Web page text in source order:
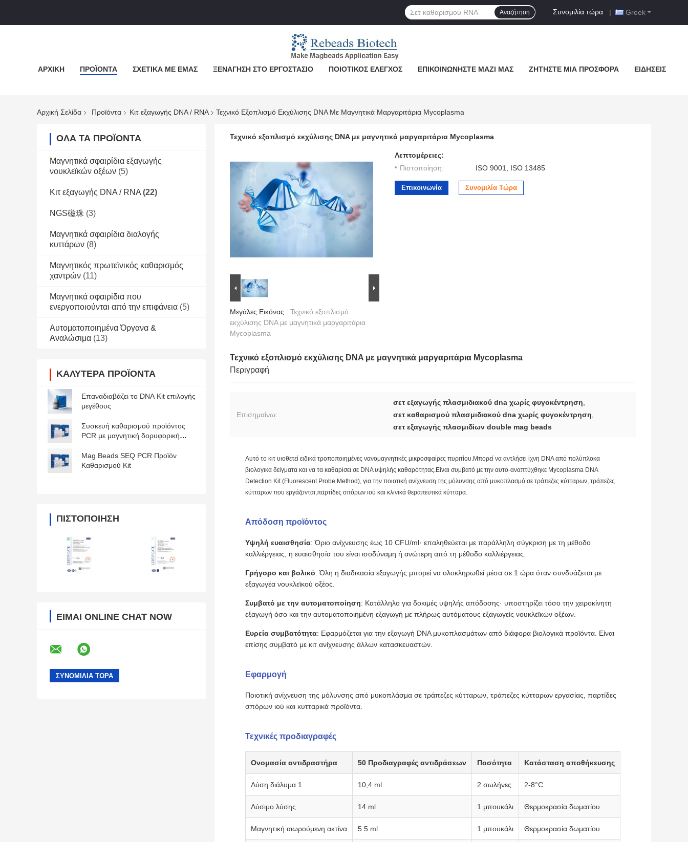
Greek
Συνομιλία τώρα |
Αναζήτηση
ΑΡΧΙΚΉ ΠΡΟΪΌΝΤΑ ΣΧΕΤΙΚΆ ΜΕ ΕΜΆΣ ΞΕΝΆΓΗΣΗ ΣΤΟ ΕΡΓΟΣΤΆΣΙΟ ΠΟΙΟΤΙΚΌΣ ΈΛΕΓΧΟΣ ΕΠΙΚΟΙΝΩΝΉΣΤΕ ΜΑΖΊ ΜΑΣ ΖΗΤΉΣΤΕ ΜΙΑ ΠΡΟΣΦΟΡΆ ΕΙΔΉΣΕΙΣ
Αρχική Σελίδα Προϊόντα Κιτ εξαγωγής DNA / RNA Τεχνικό Εξοπλισμό Εκχύλισης DNA Με Μαγνητικά Μαργαριτάρια Mycoplasma
ΌΛΑ ΤΑ ΠΡΟΪΌΝΤΑ
Μαγνητικά σφαιρίδια εξαγωγής
νουκλεϊκών οξέων (5)
Κιτ εξαγωγής DNA / RNA (22)
NGS磁珠 (3)
Μαγνητικά σφαιρίδια διαλογής
κυττάρων (8)
Μαγνητικός πρωτεϊνικός καθαρισμός
χαντρών (11)
Μαγνητικά σφαιρίδια που
ενεργοποιούνται από την επιφάνεια (5)
Αυτοματοποιημένα Όργανα &
Αναλώσιμα (13)
ΚΑΛΎΤΕΡΑ ΠΡΟΪΌΝΤΑ
Επαναδιαβάζει το DNA Kit επιλογής
μεγέθους
Συσκευή καθαρισμού προϊόντος
PCR με μαγνητική δορυφορική
δορυφορική
Mag Beads SEQ PCR Προϊόν
Καθαρισμού Kit
ΠΙΣΤΟΠΟΊΗΣΗ
ΕΊΜΑΙ ONLINE CHAT NOW
Τεχνικό εξοπλισμό εκχύλισης DNA με μαγνητικά μαργαριτάρια Mycoplasma
Μεγάλες Εικόνας : Τεχνικό εξοπλισμό
εκχύλισης DNA με μαγνητικά μαργαριτάρια
Mycoplasma
Λεπτομέρειες:
Πιστοποίηση:
ISO 9001, ISO 13485
Επικοινωνία Συνομιλία Τώρα
Τεχνικό εξοπλισμό εκχύλισης DNA με μαγνητικά μαργαριτάρια Mycoplasma
Περιγραφή
Επισημαίνω:
σετ εξαγωγής πλασμιδιακού dna χωρίς φυγοκέντρηση,
σετ καθαρισμού πλασμιδιακού dna χωρίς φυγοκέντρηση,
σετ εξαγωγής πλασμιδίων double mag beads
Αυτό το κιτ υιοθετεί ειδικά τροποποιημένες νανομαγνητικές μικροσφαίρες πυριτίου.Μπορεί να αντλήσει ίχνη DNA από πολύπλοκα
βιολογικά δείγματα και να τα καθαρίσει σε DNA υψηλής καθαρότητας.Είναι συμβατό με την αυτο-αναπτύχθηκε Mycoplasma DNA
Detection Kit (Fluorescent Probe Method), για την ποιοτική ανίχνευση της μόλυνσης από μυκοπλασμό σε τράπεζες κύτταρων, τράπεζες
κύτταρων που εργάζονται,παρτίδες σπόρων ιού και κλινικά θεραπευτικά κύτταρα.
Απόδοση προϊόντος
Υψηλή ευαισθησία: Όριο ανίχνευσης έως 10 CFU/ml· επαληθεύεται με παράλληλη σύγκριση με τη μέθοδο
καλλιέργειας, η ευαισθησία του είναι ισοδύναμη ή ανώτερη από τη μέθοδο καλλιέργειας.
Γρήγορο και βολικό: Όλη η διαδικασία εξαγωγής μπορεί να ολοκληρωθεί μέσα σε 1 ώρα όταν συνδυάζεται με
εξαγωγέα νουκλεϊκού οξέος.
Συμβατό με την αυτοματοποίηση: Κατάλληλο για δοκιμές υψηλής απόδοσης· υποστηρίζει τόσο την χειροκίνητη
εξαγωγή όσο και την αυτοματοποιημένη εξαγωγή με πλήρως αυτόματους εξαγωγείς νουκλεϊκών οξέων.
Ευρεία συμβατότητα: Εφαρμόζεται για την εξαγωγή DNA μυκοπλασμάτων από διάφορα βιολογικά προϊόντα. Είναι
επίσης συμβατό με κιτ ανίχνευσης άλλων κατασκευαστών.
Εφαρμογή
Ποιοτική ανίχνευση της μόλυνσης από μυκοπλάσμα σε τράπεζες κύτταρων, τράπεζες κύτταρων εργασίας, παρτίδες
σπόρων ιού και κυτταρικά προϊόντα.
Τεχνικές προδιαγραφές
Ονομασία αντιδραστήρα 50 Προδιαγραφές αντιδράσεων Ποσότητα Κατάσταση αποθήκευσης
Λύση διάλυμα 1 10,4 ml 2 σωλήνες 2-8°C
Λύσιμο λύσης 14 ml 1 μπουκάλι Θερμοκρασία δωματίου
Μαγνητική αιωρούμενη ακτίνα 5.5 ml 1 μπουκάλι Θερμοκρασία δωματίου